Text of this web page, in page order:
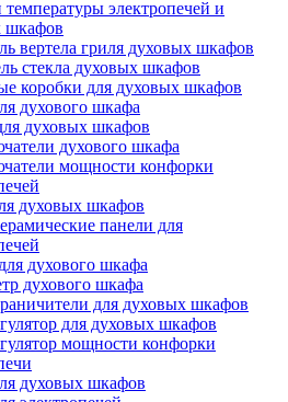
температуры электропечей и
шкафов
вертела гриля духовых шкафов
стекла духовых шкафов
коробки для духовых шкафов
духового шкафа
духовых шкафов
духового шкафа
мощности конфорки
духовых шкафов
панели для
духового шкафа
духового шкафа
для духовых шкафов
для духовых шкафов
мощности конфорки
духовых шкафов